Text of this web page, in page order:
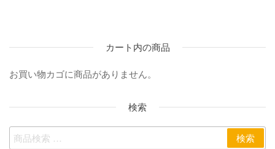
カート内の商品
お買い物カゴに商品がありません。
検索
検索